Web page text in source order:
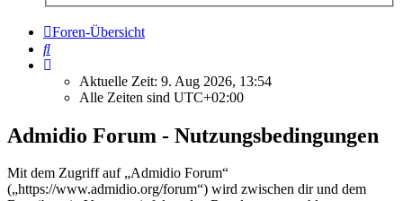
Foren-Übersicht
Suche
Aktuelle Zeit: 9. Aug 2026, 13:54
Alle Zeiten sind UTC+02:00
Admidio Forum - Nutzungsbedingungen
Mit dem Zugriff auf „Admidio Forum“
(„https://www.admidio.org/forum“) wird zwischen dir und dem